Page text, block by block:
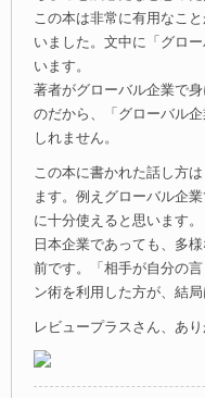
この本は非常に有用なこ
いました。文中に「グロ
います。
著者がグローバル企業で
のだから、「グローバル
しれません。
この本に書かれた話し方
ます。例えグローバル企
に十分使えると思います。
日本企業であっても、多
前です。「相手が自分の
ン術を利用した方が、結
レビュープラスさん、あ